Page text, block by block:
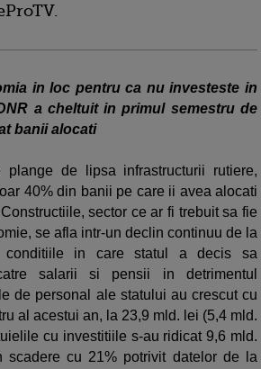
in loc pentru ca nu investeste in
a cheltuit in primul semestru de
banii alocati
plange de lipsa infrastructurii rutiere,
40% din banii pe care ii avea alocati
sector ce ar fi trebuit sa fie
se afla intr-un declin continuu de la
conditiile in care statul a decis sa
salarii si pensii in detrimentul
de personal ale statului au crescut cu
al acestui an, la 23,9 mld. lei (5,4 mld.
cu investitiile s-au ridicat 9,6 mld.
scadere cu 21% potrivit datelor de la